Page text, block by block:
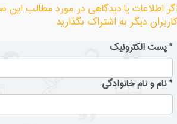
اطلاعات یا دیدگاهی در مورد مطالب این
دیگر به اشتراک بگذارید
*پست الکترونیک
*نام و نام خانوادگی